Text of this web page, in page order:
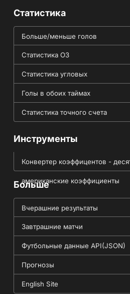
Статистика
Больше/меньше голов
Статистика ОЗ
Статистика угловых
Голы в обоих таймах
Статистика точного счета
Инструменты
Конвертер коэффицентов -
американские коэффициенты
Больше
Вчерашние результаты
Завтрашние матчи
Футбольные данные API(JSON)
Прогнозы
English Site